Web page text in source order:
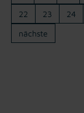
22
23 24
nächste